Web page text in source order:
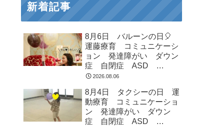
新着記事
8月6日 バルーンの日🎈
運藤療育 コミュニケーシ
ョン 発達障がい ダウン
症 自閉症 ASD
ADHD 児童発達支援 放
市 つくばみらい市 坂東
市 守谷市
2026.08.06
8月4日 タクシーの日 運
動療育 コミュニケーショ
ン 発達障がい ダウン
症 自閉症 ASD